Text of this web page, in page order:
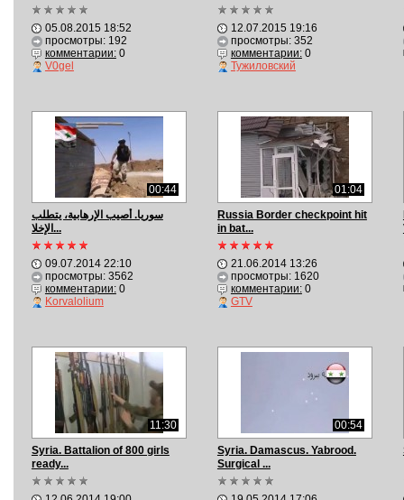
05.08.2015 18:52
просмотры: 192
комментарии:0
V0gel
12.07.2015 19:16
просмотры: 352
комментарии:0
Тужиловский
00:44
سوريا. أصيب الإرهابية، يتطلب
الإخلا...
09.07.2014 22:10
просмотры: 3562
комментарии:0
Korvalolium
01:04
Russia Border checkpoint hit
in bat...
21.06.2014 13:26
просмотры: 1620
комментарии:0
GTV
11:30
Syria. Battalion of 800 girls
ready...
00:54
Syria. Damascus. Yabrood.
Surgical ...